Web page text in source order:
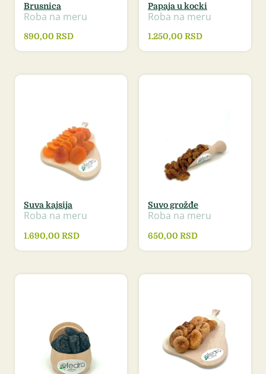
Brusnica
Roba na meru
890,00 RSD
Papaja u kocki
Roba na meru
1.250,00 RSD
Suva kajsija
Roba na meru
1.690,00 RSD
Suvo grožđe
Roba na meru
650,00 RSD